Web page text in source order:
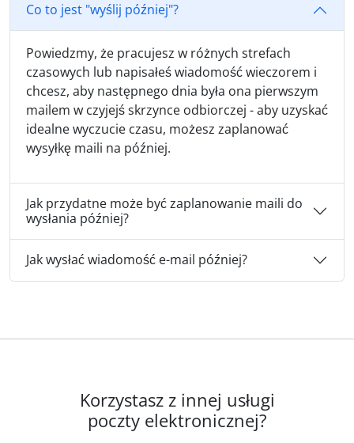
Co to jest "wyślij później"?
Powiedzmy, że pracujesz w różnych strefach
czasowych lub napisałeś wiadomość wieczorem i
chcesz, aby następnego dnia była ona pierwszym
mailem w czyjejś skrzynce odbiorczej - aby uzyskać
idealne wyczucie czasu, możesz zaplanować
wysyłkę maili na później.
Jak przydatne może być zaplanowanie maili do
wysłania później?
Jak wysłać wiadomość e-mail później?
Korzystasz z innej usługi
poczty elektronicznej?